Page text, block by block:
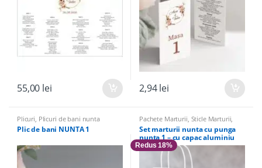
55,00 lei 2,94lei
Plicuri, Plicuri de bani nunta
Plic de bani NUNTA 1
Pachete Marturii, Sticle Marturii,
Sticle marturii & Accesorii
Set marturii nunta cu punga
nunta 1 – cu capac aluminiu
Redus 18%